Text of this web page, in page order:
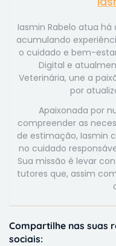
Iasmin Rabelo atua há
acumulando
o cuidado e bem-
Digital e
Veterinária, une a
por
Apaixonada por
compreender as
de estimação, Iasmin
no cuidado
Sua missão é levar
tutores que, assim
Compartilhe nas suas
sociais: